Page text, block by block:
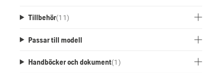
Tillbehör(11)
Passar till modell
Handböcker och dokument(1 )